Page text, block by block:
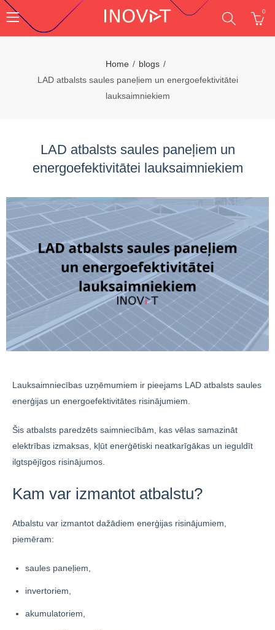
0
Home
blogs
LAD atbalsts saules paneļiem un energoefektivitātei
lauksaimniekiem
LAD atbalsts saules paneļiem un
energoefektivitātei lauksaimniekiem
Lauksaimniecības uzņēmumiem ir pieejams LAD atbalsts saules
enerģijas un energoefektivitātes risinājumiem.
Šis atbalsts paredzēts saimniecībām, kas vēlas samazināt
elektrības izmaksas, kļūt enerģētiski neatkarīgākas un ieguldīt
ilgtspējīgos risinājumos.
Kam var izmantot atbalstu?
Atbalstu var izmantot dažādiem enerģijas risinājumiem,
piemēram:
saules paneļiem,
invertoriem,
akumulatoriem,